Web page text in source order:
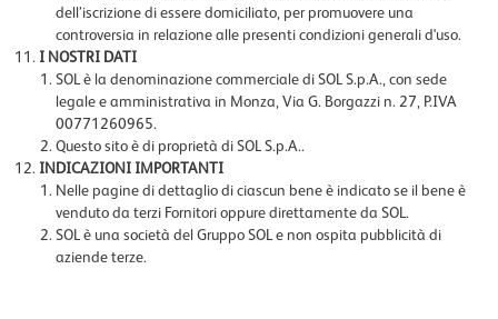
dell’iscrizione di essere domiciliato, per promuovere una
controversia in relazione alle presenti condizioni generali d'uso.
I NOSTRI DATI
SOL è la denominazione commerciale di SOL S.p.A., con sede
legale e amministrativa in Monza, Via G. Borgazzi n. 27, P.IVA
00771260965.
Questo sito è di proprietà di SOL S.p.A..
INDICAZIONI IMPORTANTI
Nelle pagine di dettaglio di ciascun bene è indicato se il bene è
venduto da terzi Fornitori oppure direttamente da SOL.
SOL è una società del Gruppo SOL e non ospita pubblicità di
aziende terze.